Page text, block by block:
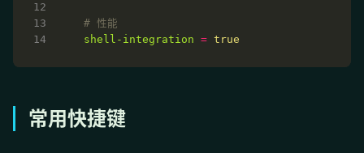
# 性能
shell-integration = true
常用快捷键